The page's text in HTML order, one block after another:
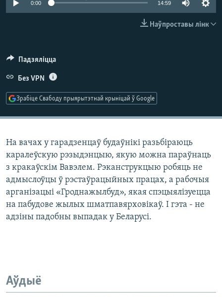
КУЛЬТУРА
МОВА0:00 14:59
Наўпроставы лінк
Падзяліцца
Без VPN
Зрабіце Свабоду прыярытэтнай крыніцай ў Google
На вачах у гарадзенцаў будаўнікі разьбіраюць
каралеўскую рэзыдэнцыю, якую можна параўнаць
з кракаўскім Вавэлем. Рэканструкцыю робяць не
адмыслоўцы ў рэстаўрацыйных працах, а рабочыя
арганізацыі «Гроднажылбуд», якая спэцыялізуецца
на пабудове жылых шматпавярховікаў. І гэта - не
адзіны падобны выпадак у Беларусі.
Аўдыё